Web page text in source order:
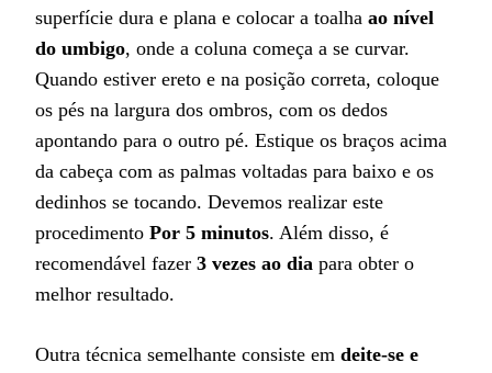
superfície dura e plana e colocar a toalha ao nível
do umbigo, onde a coluna começa a se curvar.
Quando estiver ereto e na posição correta, coloque
os pés na largura dos ombros, com os dedos
apontando para o outro pé. Estique os braços acima
da cabeça com as palmas voltadas para baixo e os
dedinhos se tocando. Devemos realizar este
procedimento Por 5 minutos. Além disso, é
recomendável fazer 3 vezes ao dia para obter o
melhor resultado.
Outra técnica semelhante consiste em deite-se e